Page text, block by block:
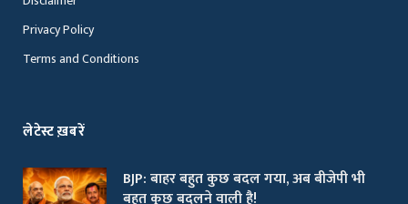
Privacy Policy
Terms and Conditions
लेटेस्ट ख़बरें
BJP: बाहर बहुत कुछ बदल गया, अब बीजेपी भी
बहुत कुछ बदलने वाली है!